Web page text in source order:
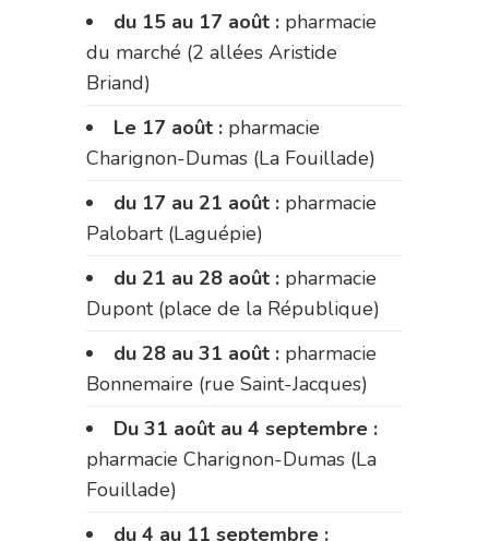
du 15 au 17 août : pharmacie
du marché (2 allées Aristide
Briand)
Le 17 août : pharmacie
Charignon-Dumas (La Fouillade)
du 17 au 21 août : pharmacie
Palobart (Laguépie)
du 21 au 28 août : pharmacie
Dupont (place de la République)
du 28 au 31 août : pharmacie
Bonnemaire (rue Saint-Jacques)
Du 31 août au 4 septembre :
pharmacie Charignon-Dumas (La
Fouillade)
du 4 au 11 septembre :